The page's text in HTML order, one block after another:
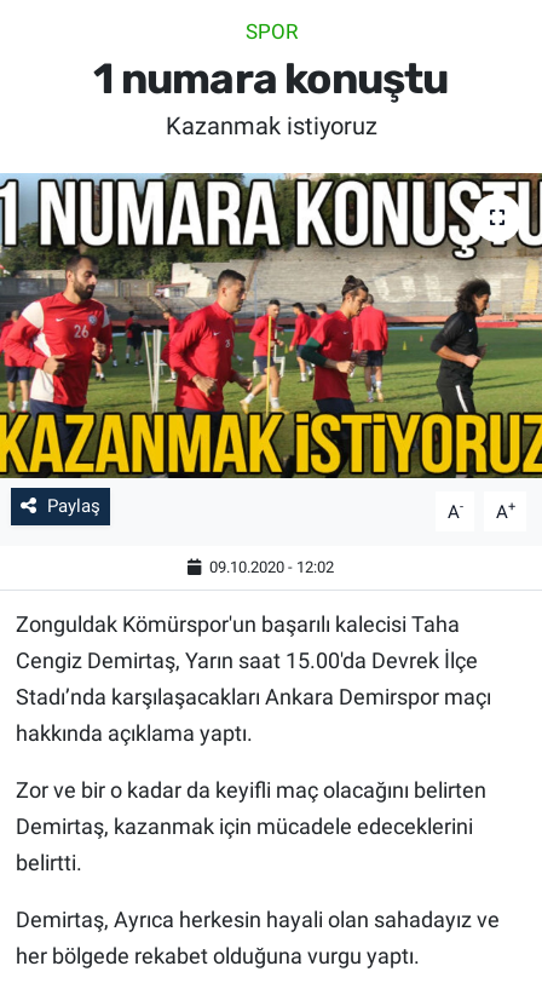
SPOR
1 numara konuştu
Kazanmak istiyoruz
Paylaş A- A+
09.10.2020 - 12:02
Zonguldak Kömürspor'un başarılı kalecisi Taha
Cengiz Demirtaş, Yarın saat 15.00'da Devrek İlçe
Stadı’nda karşılaşacakları Ankara Demirspor maçı
hakkında açıklama yaptı.
Zor ve bir o kadar da keyifli maç olacağını belirten
Demirtaş, kazanmak için mücadele edeceklerini
belirtti.
Demirtaş, Ayrıca herkesin hayali olan sahadayız ve
her bölgede rekabet olduğuna vurgu yaptı.
SAĞLIK